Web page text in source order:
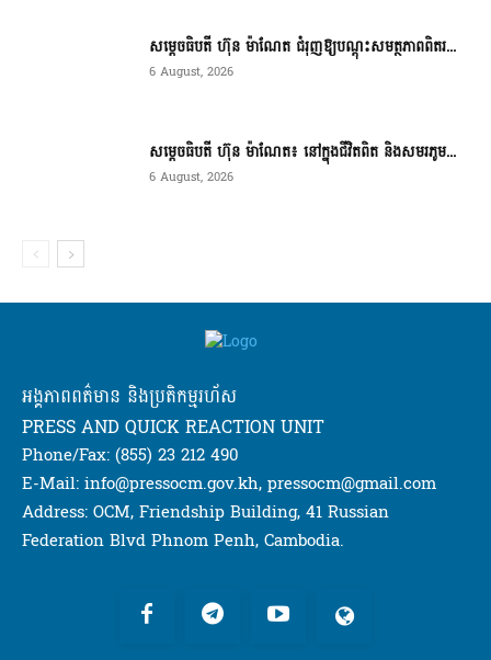
សម្តេចធិបតី ហ៊ុន ម៉ាណែត ជំរុញឱ្យបណ្តុះសមត្ថភាពពិតរ...
6 August, 2026
សម្តេចធិបតី ហ៊ុន ម៉ាណែត៖ នៅក្នុងជីវិតពិត និងសមរភូម...
6 August, 2026
អង្គភាពពត៌មាន និងប្រតិកម្មរហ័ស
PRESS AND QUICK REACTION UNIT
Phone/Fax: (855) 23 212 490
E-Mail: info@pressocm.gov.kh, pressocm@gmail.com
Address: OCM, Friendship Building, 41 Russian
Federation Blvd Phnom Penh, Cambodia.